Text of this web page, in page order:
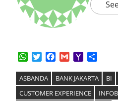
WhatsApp
TwitterFacebook
GmailYahoo
ASBANDA BANK JAKARTA BI
CUSTOMER EXPERIENCE